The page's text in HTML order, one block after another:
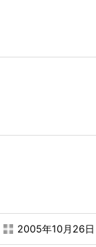
2005年10月26日